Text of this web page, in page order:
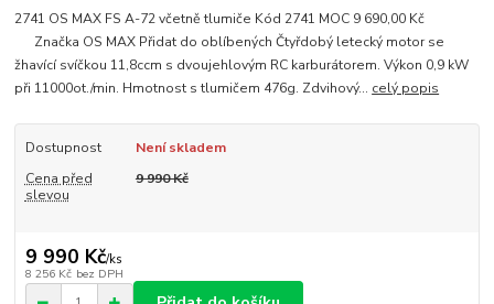
2741 OS MAX FS A-72 včetně tlumiče Kód 2741 MOC 9 690,00 Kč
Značka OS MAX Přidat do oblíbených Čtyřdobý letecký motor se
žhavící svíčkou 11,8ccm s dvoujehlovým RC karburátorem. Výkon 0,9 kW
při 11000ot./min. Hmotnost s tlumičem 476g. Zdvihový... celý popis
Dostupnost
Není skladem
Cena před
slevou
9 990 Kč
9 990 Kč/ks
8 256 Kč bez DPH